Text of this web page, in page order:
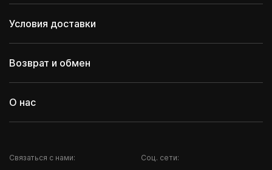
Условия доставки
Возврат и обмен
О нас
Cвязаться с нами: Соц. сети: